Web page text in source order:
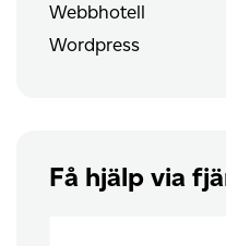
Webbhotell
Wordpress
Få hjälp via